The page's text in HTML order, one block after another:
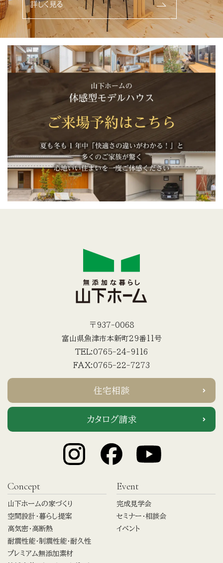
詳しく見る
〒937-0068
富山県魚津市本新町29番11号
TEL:0765-24-9116
FAX:0765-22-7273
住宅相談
カタログ請求
Concept
山下ホームの家づくり
空間設計・暮らし提案
高気密・高断熱
耐震性能・制震性能・耐久性
プレミアム無添加素材
Event
完成見学会
セミナー・相談会
イベント